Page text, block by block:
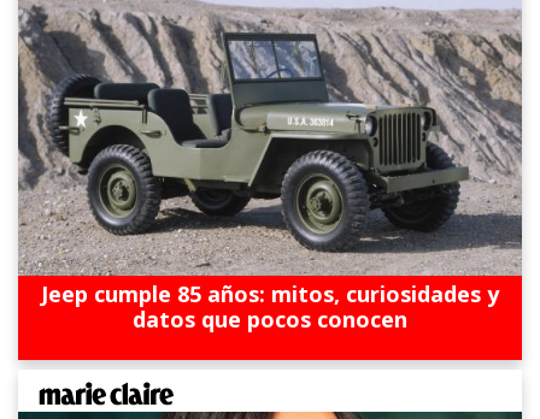
Jeep cumple 85 años: mitos, curiosidades y
datos que pocos conocen